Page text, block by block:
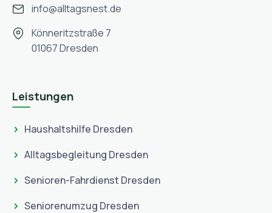
info@alltagsnest.de
Könneritzstraße 7
01067 Dresden
Leistungen
Haushaltshilfe Dresden
Alltagsbegleitung Dresden
Senioren-Fahrdienst Dresden
Seniorenumzug Dresden